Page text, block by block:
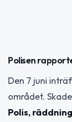
Polisen
Den 7 juni
området.
Polis,